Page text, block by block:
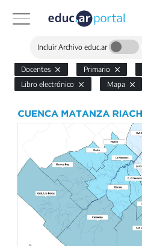
Incluir Archivo educ.ar
Docentes Primario
Libro electrónico
Mapa